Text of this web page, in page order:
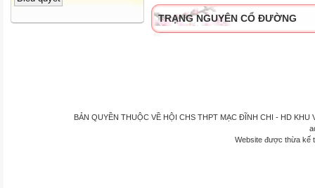
TRẠNG NGUYÊN CỔ ĐƯỜNG
BẢN QUYỀN THUỘC VỀ HỘI CHS THPT MẠC ĐĨNH CHI - HD
Website được thừa kế